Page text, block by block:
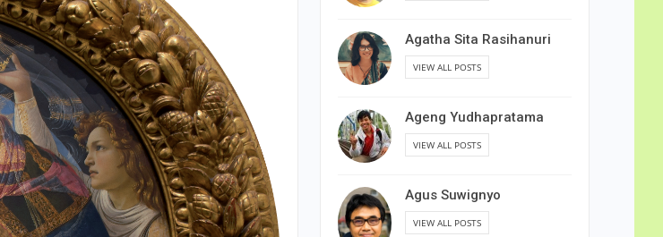
Agatha Sita Rasihanuri
VIEW ALL POSTS
Ageng Yudhapratama
VIEW ALL POSTS
Agus Suwignyo
VIEW ALL POSTS